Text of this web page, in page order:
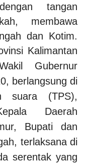
tangan
membawa
dan Kotim.
Kalimantan
Gubernur
berlangsung di
suara (TPS),
Daerah
Bupati dan
terlaksana di
serentak yang